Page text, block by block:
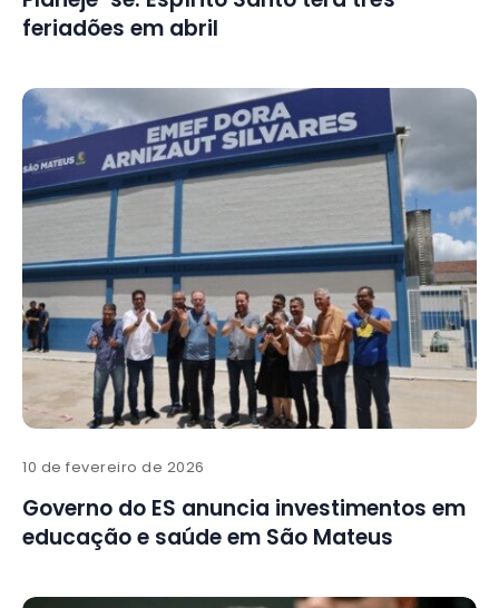
feriadões em abril
10 de fevereiro de 2026
Governo do ES anuncia investimentos em
educação e saúde em São Mateus